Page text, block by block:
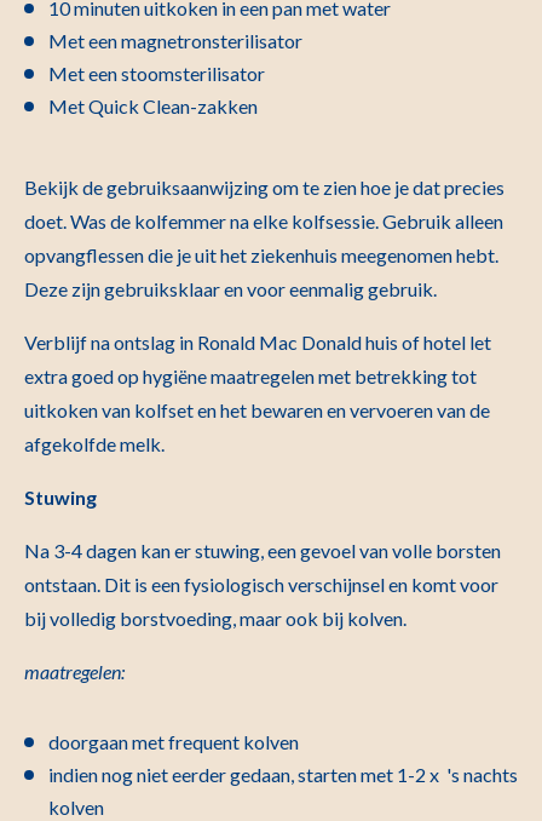
10 minuten uitkoken in een pan met water
Met een magnetronsterilisator
Met een stoomsterilisator
Met Quick Clean-zakken
Bekijk de gebruiksaanwijzing om te zien hoe je dat precies
doet. Was de kolfemmer na elke kolfsessie. Gebruik alleen
opvangflessen die je uit het ziekenhuis meegenomen hebt.
Deze zijn gebruiksklaar en voor eenmalig gebruik.
Verblijf na ontslag in Ronald Mac Donald huis of hotel let
extra goed op hygiëne maatregelen met betrekking tot
uitkoken van kolfset en het bewaren en vervoeren van de
afgekolfde melk.
Stuwing
Na 3-4 dagen kan er stuwing, een gevoel van volle borsten
ontstaan. Dit is een fysiologisch verschijnsel en komt voor
bij volledig borstvoeding, maar ook bij kolven.
maatregelen:
doorgaan met frequent kolven
indien nog niet eerder gedaan, starten met 1-2 x 's nachts
kolven